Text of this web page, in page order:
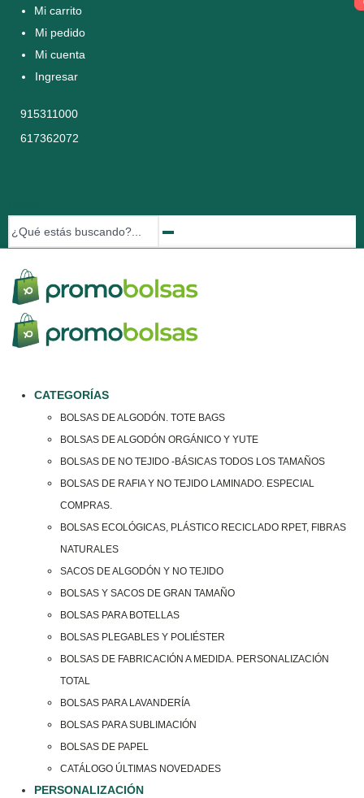
Mi carrito
Mi pedido
Mi cuenta
Ingresar
915311000
617362072
CATEGORÍAS
BOLSAS DE ALGODÓN. TOTE BAGS
BOLSAS DE ALGODÓN ORGÁNICO Y YUTE
BOLSAS DE NO TEJIDO -BÁSICAS TODOS LOS TAMAÑOS
BOLSAS DE RAFIA Y NO TEJIDO LAMINADO. ESPECIAL
COMPRAS.
BOLSAS ECOLÓGICAS, PLÁSTICO RECICLADO RPET, FIBRAS
NATURALES
SACOS DE ALGODÓN Y NO TEJIDO
BOLSAS Y SACOS DE GRAN TAMAÑO
BOLSAS PARA BOTELLAS
BOLSAS PLEGABLES Y POLIÉSTER
BOLSAS DE FABRICACIÓN A MEDIDA. PERSONALIZACIÓN
TOTAL
BOLSAS PARA LAVANDERÍA
BOLSAS PARA SUBLIMACIÓN
BOLSAS DE PAPEL
CATÁLOGO ÚLTIMAS NOVEDADES
PERSONALIZACIÓN